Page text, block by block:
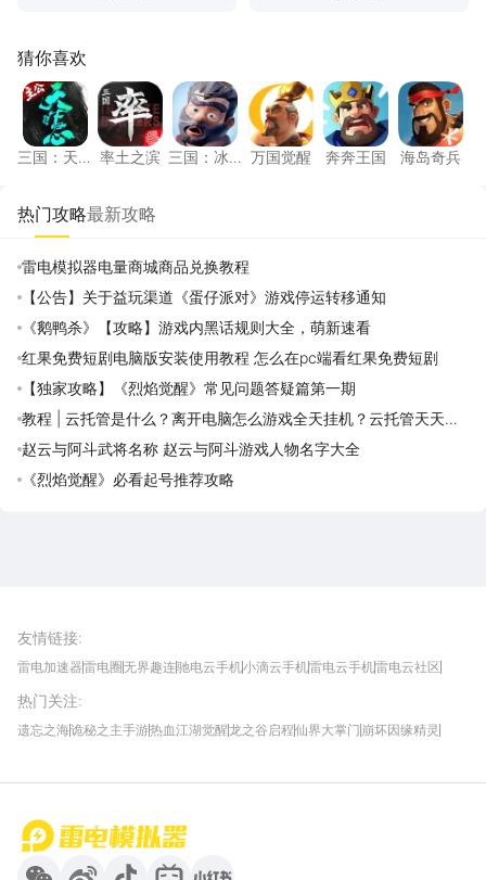
猜你喜欢
三国：天下归心
三国：天
率土之滨
率土之滨
三国：冰河时代
三国：冰
万国觉醒
万国觉醒
奔奔王国
奔奔王国
海岛奇
海岛奇兵
热门攻略最新攻略
雷电模拟器电量商城商品兑换教程
【公告】关于益玩渠道《蛋仔派对》游戏停运转移通知
《鹅鸭杀》【攻略】游戏内黑话规则大全，萌新速看
红果免费短剧电脑版安装使用教程 怎么在pc端看红果免费短剧
【独家攻略】《烈焰觉醒》常见问题答疑篇第一期
教程 | 云托管是什么？离开电脑怎么游戏全天挂机？云托管天天免
费领取攻略
赵云与阿斗武将名称 赵云与阿斗游戏人物名字大全
《烈焰觉醒》必看起号推荐攻略
友情链接:
雷电加速器雷电圈无界趣连驰电云手机小滴云手机雷电云手机雷电云社区
我爱vr网华军软件园
热门关注:
遗忘之海诡秘之主手游热血江湖觉醒龙之谷启程仙界大掌门 崩坏因缘精灵
首页
微信
微博 抖音 哔哩哔哩